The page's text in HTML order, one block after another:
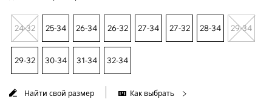
24-32 25-34 26-34 26-32 27-34 27-32 28-34 29-34
29-32 30-34 31-34 32-34
Найти свой размер Как выбрать